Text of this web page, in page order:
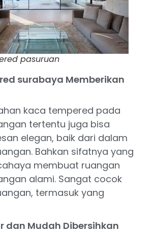
pasuruan
surabaya Memberikan
kaca tempered pada
tertentu juga bisa
elegan, baik dari dalam
Bahkan sifatnya yang
membuat ruangan
alami. Sangat cocok
termasuk yang
dan Mudah Dibersihkan